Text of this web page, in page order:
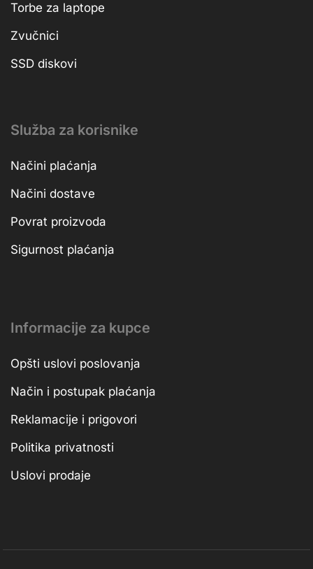
Torbe za laptope
Zvučnici
SSD diskovi
Služba za korisnike
Načini plaćanja
Načini dostave
Povrat proizvoda
Sigurnost plaćanja
Informacije za kupce
Opšti uslovi poslovanja
Način i postupak plaćanja
Reklamacije i prigovori
Politika privatnosti
Uslovi prodaje